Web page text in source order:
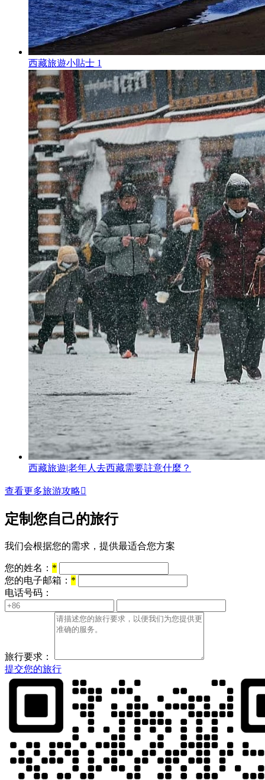
西藏旅遊小貼士 1
西藏旅遊|老年人去西藏需要註意什麼？
查看更多旅游攻略
定制您自己的旅行
我们会根据您的需求，提供最适合您方案
您的姓名： *
您的电子邮箱： *
电话号码：
旅行要求：
提交您的旅行